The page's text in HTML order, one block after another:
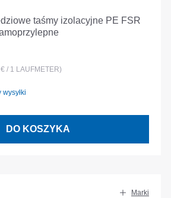
taśmy izolacyjne PE FSR
/ 1 LAUFMETER)
DO KOSZYKA
Marki